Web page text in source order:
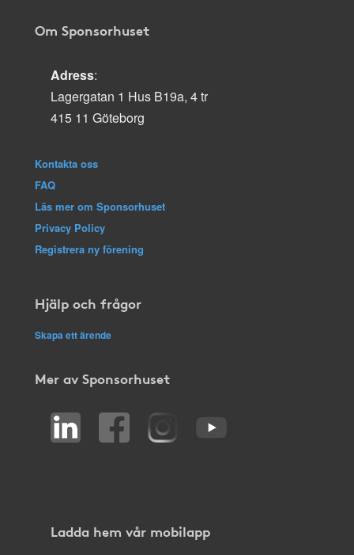
Om Sponsorhuset
Adress:
Lagergatan 1 Hus B19a, 4 tr
415 11 Göteborg
Kontakta oss
FAQ
Läs mer om Sponsorhuset
Privacy Policy
Registrera ny förening
Hjälp och frågor
Skapa ett ärende
Mer av Sponsorhuset
Ladda hem vår mobilapp